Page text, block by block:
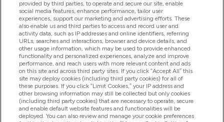
商品について
会社概要
特典＆ポイント
provided by third parties, to operate and secure our site, enable
social media features, enhance performance, tailor user
experiences, support our marketing and advertising efforts. These
also enable us and third parties to access and record user and
activity data, such as IP addresses and online identifiers, referring
URLs, searches and interactions, browser and device details, and
other usage information, which may be used to provide enhanced
functionality and personalized experiences, analyze and improve
performance, and reach users with more relevant content and ads
on this site and across third party sites. If you click “Accept All” this
site may deploy cookies (including third party cookies) for all of
these purposes. If you click “Limit Cookies,” your IP address and
other browsing information may still be collected but only cookies
(including third party cookies) that are necessary to operate, secure
and enable default website features and functionalities will be
deployed. You can also review and manage your cookie preferences